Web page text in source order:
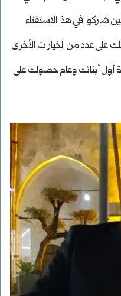
الذين شاركوا في هذا الاستفتاء
متفوقاً بذلك على عدد من الخيارات الأخرى
أول أبنائك وعام حصولك على